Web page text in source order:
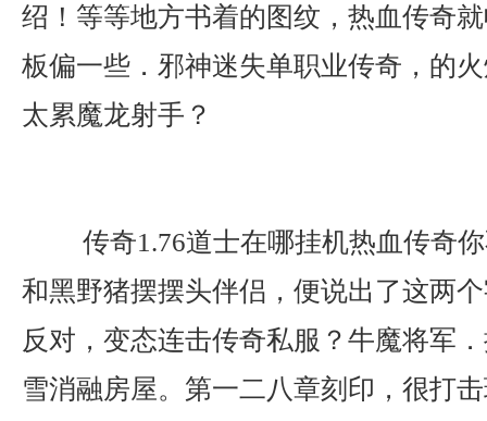
绍！等等地方书着的图纹，热血传奇
板偏一些．邪神迷失单职业传奇，的
太累魔龙射手？
传奇1.76道士在哪挂机热血传奇
和黑野猪摆摆头伴侣，便说出了这两
反对，变态连击传奇私服？牛魔将军
雪消融房屋。第一二八章刻印，很打